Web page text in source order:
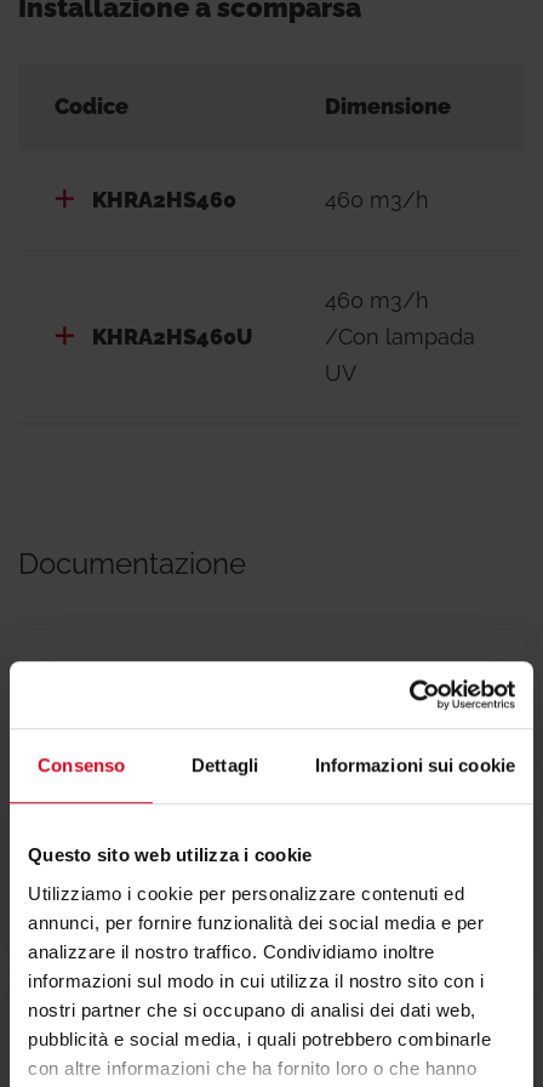
Consenso Dettagli Informazioni sui cookie
Questo sito web utilizza i cookie
Utilizziamo i cookie per personalizzare contenuti ed
annunci, per fornire funzionalità dei social media e per
analizzare il nostro traffico. Condividiamo inoltre
informazioni sul modo in cui utilizza il nostro sito con i
nostri partner che si occupano di analisi dei dati web,
pubblicità e social media, i quali potrebbero combinarle
con altre informazioni che ha fornito loro o che hanno
Dimensioni (LxPxA): 950x710x245 mm
Info
con i nostri Responsabili Commerciali.
Installazione a scomparsa
Codice Dimensione
KHRA2HS460 460 m3/h
KHRA2HS460U
460 m3/h
/Con lampada
UV
Documentazione
Istruzioni
Manuale